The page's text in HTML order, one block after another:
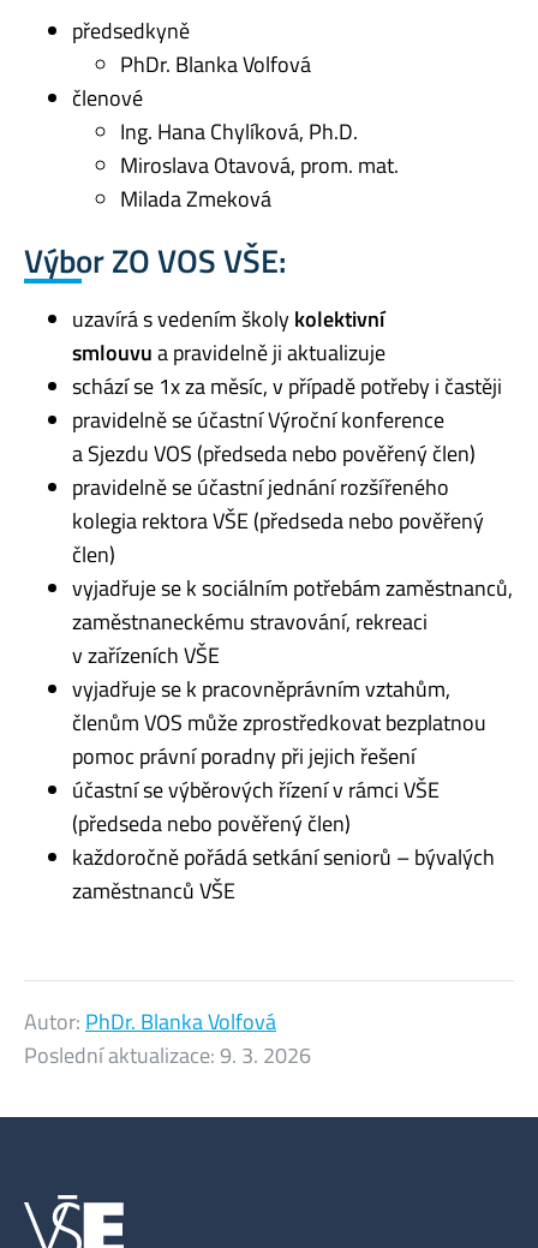
předsedkyně
PhDr. Blanka Volfová
členové
Ing. Hana Chylíková, Ph.D.
Miroslava Otavová, prom. mat.
Milada Zmeková
Výbor ZO VOS VŠE:
uzavírá s vedením školykolektivní
smlouvua pravidelně ji aktualizuje
schází se 1x za měsíc, v případě potřeby i častěji
pravidelně se účastní Výroční konference
a Sjezdu VOS (předseda nebo pověřený člen)
pravidelně se účastní jednání rozšířeného
kolegia rektora VŠE (předseda nebo pověřený
člen)
vyjadřuje se k sociálním potřebám zaměstnanců,
zaměstnaneckému stravování, rekreaci
v zařízeních VŠE
vyjadřuje se k pracovněprávním vztahům,
členům VOS může zprostředkovat bezplatnou
pomoc právní poradny při jejich řešení
účastní se výběrových řízení v rámci VŠE
(předseda nebo pověřený člen)
každoročně pořádá setkání seniorů – bývalých
zaměstnanců VŠE
Autor: PhDr. Blanka Volfová
Poslední aktualizace:9. 3. 2026